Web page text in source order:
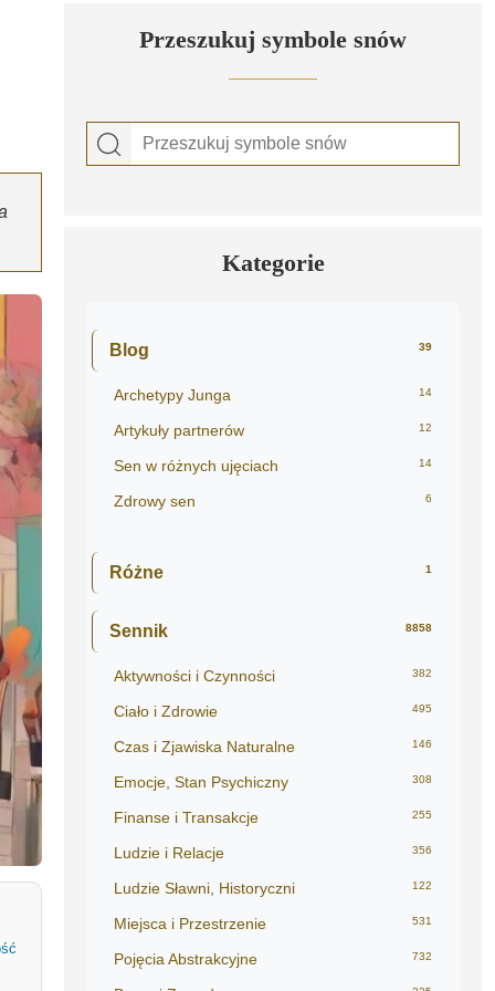
Przeszukuj symbole snów
Kategorie
Blog 39
Archetypy Junga 14
Artykuły partnerów 12
Sen w różnych ujęciach 14
Zdrowy sen 6
Różne 1
Sennik 8858
Aktywności i Czynności 382
Ciało i Zdrowie 495
Czas i Zjawiska Naturalne 146
Emocje, Stan Psychiczny 308
Finanse i Transakcje 255
Ludzie i Relacje 356
Ludzie Sławni, Historyczni 122
Miejsca i Przestrzenie 531
Pojęcia Abstrakcyjne 732